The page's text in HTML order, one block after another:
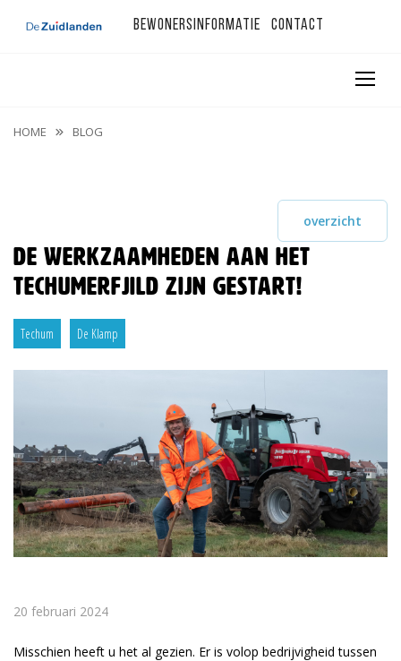
Bewonersinformatie Contact
HOME BLOG
overzicht
De werkzaamheden aan het
Techumerfjild zijn gestart!
Techum De Klamp
20 februari 2024
Misschien heeft u het al gezien. Er is volop bedrijvigheid tussen